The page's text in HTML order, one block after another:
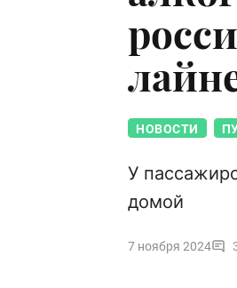
НОВОСТИ
У
домой
7 ноября 2024